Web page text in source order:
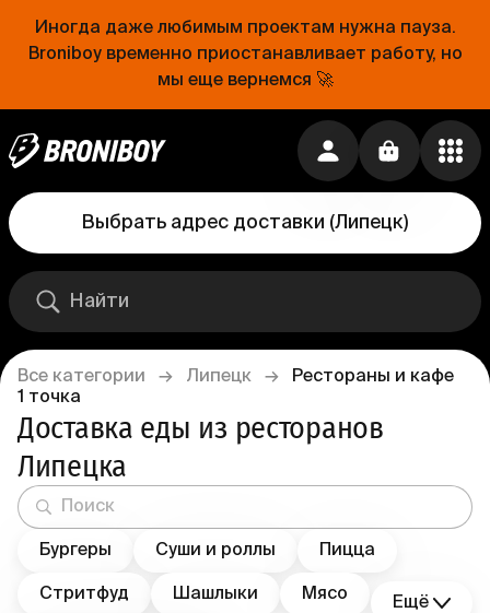
Иногда даже любимым проектам нужна пауза.
Broniboy временно приостанавливает работу, но
мы еще вернемся 🚀
Выбрать адрес доставки (Липецк)
Все категории → Липецк →
Рестораны и кафе
1 точка
Доставка еды из ресторанов
Липецка
Бургеры Суши и роллы Пицца
Стритфуд Шашлыки Мясо Ещё